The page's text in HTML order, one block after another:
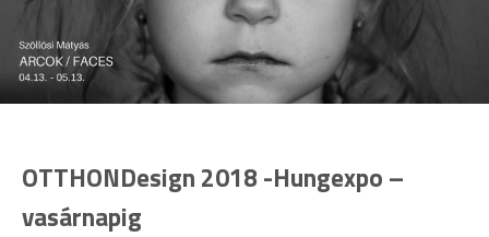
OTTHONDesign 2018 -Hungexpo –
vasárnapig